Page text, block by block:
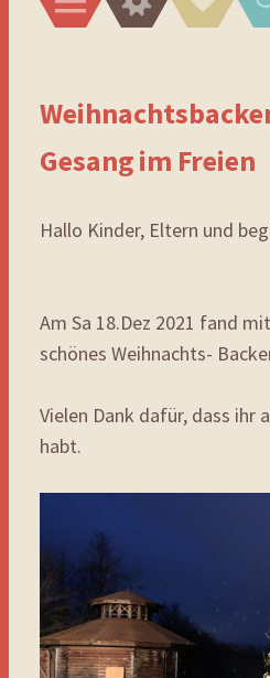
Links
Gesang im Freien
Hallo Kinder, Eltern und
Am Sa 18.Dez 2021 fand
schönes Weihnachts-
Vielen Dank dafür, dass
habt.